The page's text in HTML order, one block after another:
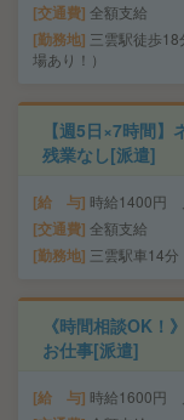
交通費 全額支給
勤務地 三雲駅徒歩
場あり！）
【週5日×7時間
残業なし[派遣]
給 与 時給1400円
交通費 全額支給
勤務地 三雲駅車14分
《時間相談OK！
お仕事[派遣]
給 与 時給1600円